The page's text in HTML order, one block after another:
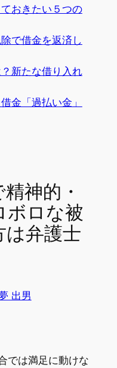
おきたい５つの
で借金を返済し
新たな借り入れ
金「過払い金」
神的・
ボロな被
は弁護士
出男
では満足に動けな